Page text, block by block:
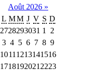
Août 2026 »
L MM J V S D
2728293031 1
2
3 4 5 6 7 8 9
1011 1213141516
1718192021 2223